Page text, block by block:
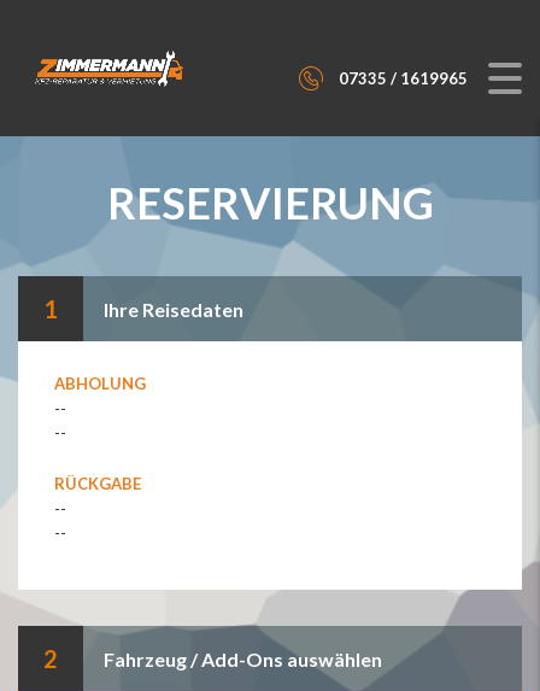
07335 / 1619965
RESERVIERUNG
1 Ihre Reisedaten
ABHOLUNG
--
--
RÜCKGABE
--
--
2 Fahrzeug / Add-Ons auswählen